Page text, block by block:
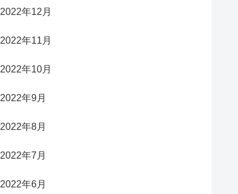
2022年12月
2022年11月
2022年10月
2022年9月
2022年8月
2022年7月
2022年6月